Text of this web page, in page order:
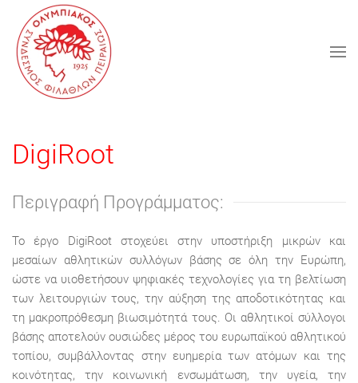
Skip
to
main
content
DigiRoot
Περιγραφή Προγράμματος:
Το έργο DigiRoot στοχεύει στην υποστήριξη μικρών και
μεσαίων αθλητικών συλλόγων βάσης σε όλη την Ευρώπη,
ώστε να υιοθετήσουν ψηφιακές τεχνολογίες για τη βελτίωση
των λειτουργιών τους, την αύξηση της αποδοτικότητας και
τη μακροπρόθεσμη βιωσιμότητά τους. Οι αθλητικοί σύλλογοι
βάσης αποτελούν ουσιώδες μέρος του ευρωπαϊκού αθλητικού
τοπίου, συμβάλλοντας στην ευημερία των ατόμων και της
κοινότητας, την κοινωνική ενσωμάτωση, την υγεία, την